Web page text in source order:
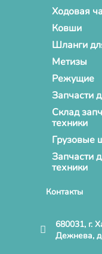
Ходовая
Ковши
Шланги
Метизы
Режущие
Запчасти
Склад
техники
Грузовые
Запчасти
техники
Контакты
680031, г.
Дежнева,